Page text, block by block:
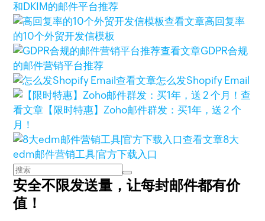
和DKIM的邮件平台推荐
查看文章高回复率
的10个外贸开发信模板
查看文章GDPR合规
的邮件营销平台推荐
查看文章怎么发Shopify Email
查
看文章 【限时特惠】Zoho邮件群发：买1年，送 2 个
月！
查看文章8大
edm邮件营销工具|官方下载入口
安全不限发送量，让每封邮件都有价
值！